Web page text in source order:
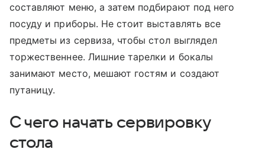
составляют меню, а затем подбирают под него
посуду и приборы. Не стоит выставлять все
предметы из сервиза, чтобы стол выглядел
торжественнее. Лишние тарелки и бокалы
занимают место, мешают гостям и создают
путаницу.
С чего начать сервировку
стола